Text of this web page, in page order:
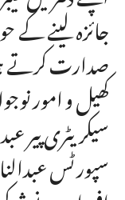
جائزہ لینے
صدارت کرتے
کھیل و امور
سیکریٹری پیر
سپورٹس